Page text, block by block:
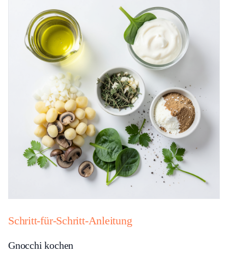
Schritt-für-Schritt-Anleitung
Gnocchi kochen